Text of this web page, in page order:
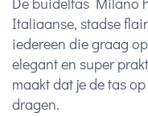
Italiaanse, stadse
iedereen die graag
elegant en super
maakt dat je de tas
dragen.